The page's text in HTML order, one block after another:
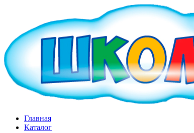
Главная
Каталог